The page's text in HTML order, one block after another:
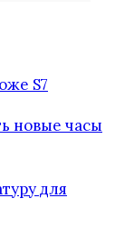
S7
новые часы
для